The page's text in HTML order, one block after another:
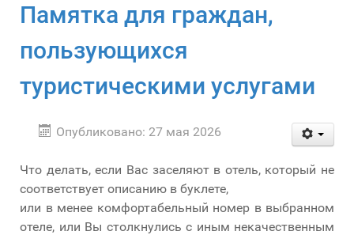
Памятка для граждан,
пользующихся
туристическими услугами
Опубликовано: 27 мая 2026
Что делать, если Вас заселяют в отель, который не
соответствует описанию в буклете,
или в менее комфортабельный номер в выбранном
отеле, или Вы столкнулись с иным некачественным